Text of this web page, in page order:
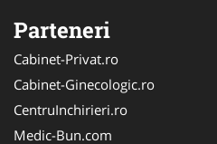
Parteneri
Cabinet-Privat.ro
Cabinet-Ginecologic.ro
CentruInchirieri.ro
Medic-Bun.com